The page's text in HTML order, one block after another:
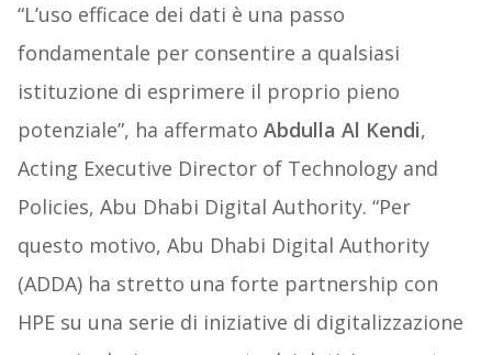
“L’uso efficace dei dati è una passo
fondamentale per consentire a qualsiasi
istituzione di esprimere il proprio pieno
potenziale”, ha affermato Abdulla Al Kendi,
Acting Executive Director of Technology and
Policies, Abu Dhabi Digital Authority. “Per
questo motivo, Abu Dhabi Digital Authority
(ADDA) ha stretto una forte partnership con
HPE su una serie di iniziative di digitalizzazione